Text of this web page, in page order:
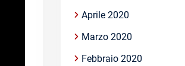
Aprile 2020
Marzo 2020
Febbraio 2020